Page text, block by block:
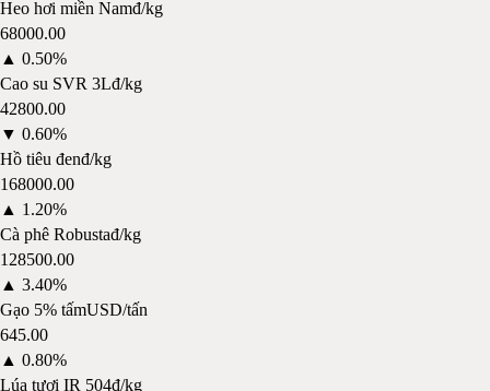
Heo hơi miền Namđ/kg
68000.00
▲ 0.50%
Cao su SVR 3Lđ/kg
42800.00
▼ 0.60%
Hồ tiêu đenđ/kg
168000.00
▲ 1.20%
Cà phê Robustađ/kg
128500.00
▲ 3.40%
Gạo 5% tấmUSD/tấn
645.00
▲ 0.80%
Lúa tươi IR 504đ/kg